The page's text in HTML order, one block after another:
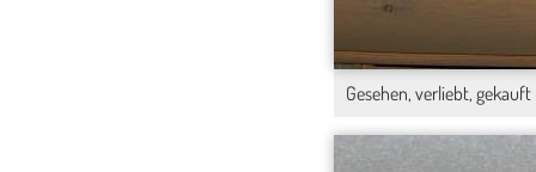
Gesehen, verliebt, gekauft